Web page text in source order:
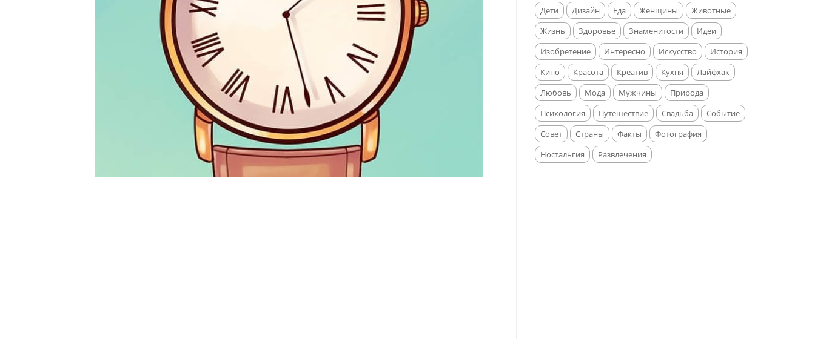
Дети Дизайн Еда Женщины
Животные
Жизнь
Здоровье Знаменитости
Идеи
Изобретение
Интересно Искусство
История
Кино
Красота Креатив Кухня
Лайфхак
Любовь
Мода Мужчины
Природа
Психология
Путешествие Свадьба
Событие
Совет
Страны Факты
Фотография
Ностальгия
Развлечения